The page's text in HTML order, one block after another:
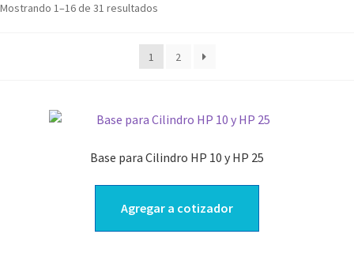
Mostrando 1–16 de 31 resultados
1 2
Base para Cilindro HP 10 y HP 25
Agregar a cotizador